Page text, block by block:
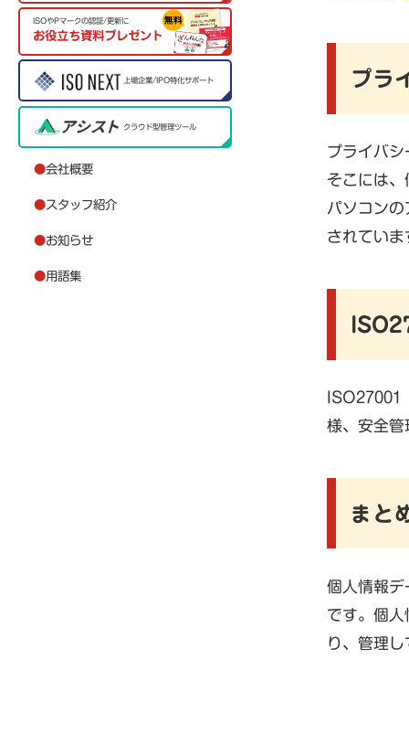
ISOやPマークの認証/更新に
お役立ち資料プレゼント
上場企業/IPO特化サポート
クラウド型管理ツール
●会社概要
●スタッフ紹介
●お知らせ
●用語集
プラ
プライバ
そこには
パソコン
されていま
ISO27001
様、安全管
まと
個人情報デ
です。個
り、管理